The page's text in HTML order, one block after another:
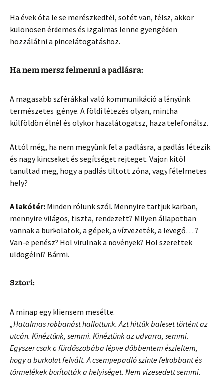
Ha évek óta le se merészkedtél, sötét van, félsz, akkor
különösen érdemes és izgalmas lenne gyengéden
hozzálátni a pincelátogatáshoz.
Ha nem mersz felmenni a padlásra:
A magasabb szférákkal való kommunikáció a lényünk
természetes igénye. A földi létezés olyan, mintha
külföldön élnél és olykor hazalátogatsz, haza telefonálsz.
Attól még, ha nem megyünk fel a padlásra, a padlás létezik
és nagy kincseket és segítséget rejteget. Vajon kitől
tanultad meg, hogy a padlás tiltott zóna, vagy félelmetes
hely?
A lakótér: Minden rólunk szól. Mennyire tartjuk karban,
mennyire világos, tiszta, rendezett? Milyen állapotban
vannak a burkolatok, a gépek, a vízvezeték, a levegő… ?
Van-e penész? Hol virulnak a növények? Hol szerettek
üldögélni? Bármi.
Sztori:
A minap egy kliensem mesélte.
„Hatalmas robbanást hallottunk. Azt hittük baleset történt az
utcán. Kinéztünk, semmi. Kinéztünk az udvarra, semmi.
Egyszer csak a fürdőszobába lépve döbbentem észleltem,
hogy a burkolat felvált. A csempepadló szinte felrobbant és
törmelékek borították a helyiséget. Nem vizesedett semmi.